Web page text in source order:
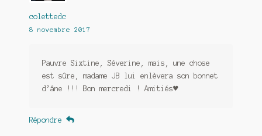
colettedc
8 novembre 2017
Pauvre Sixtine, Séverine, mais, une chose
est sûre, madame JB lui enlèvera son bonnet
d’âne !!! Bon mercredi ! Amitiés♥
Répondre